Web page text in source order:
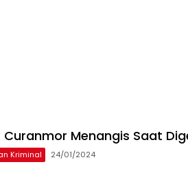
Curanmor Menangis Saat
Kriminal 24/01/2024